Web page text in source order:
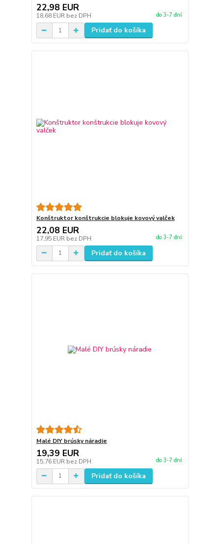
22,98 EUR
18,68 EUR bez DPH do 3-7 dní
Pridať do košíka
Konštruktor konštrukcie blokuje kovový valček
22,08 EUR
17,95 EUR bez DPH do 3-7 dní
Pridať do košíka
Malé DIY brúsky náradie
19,39 EUR
15,76 EUR bez DPH do 3-7 dní
Pridať do košíka